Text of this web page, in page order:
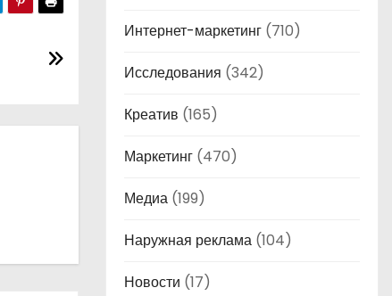
Интернет-маркетинг (710)
Исследования (342)
Креатив (165)
Маркетинг (470)
Медиа (199)
Наружная реклама (104)
Новости (17)